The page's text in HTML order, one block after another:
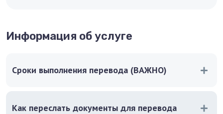
Информация об услуге
Сроки выполнения перевода (ВАЖНО)
Как переслать документы для перевода